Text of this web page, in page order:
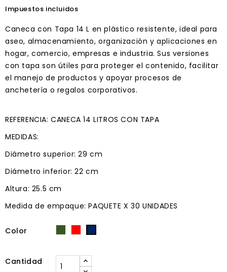
Impuestos incluidos
Caneca con Tapa 14 L en plástico resistente, ideal para
aseo, almacenamiento, organización y aplicaciones en
hogar, comercio, empresas e industria. Sus versiones
con tapa son útiles para proteger el contenido, facilitar
el manejo de productos y apoyar procesos de
anchetería o regalos corporativos.
REFERENCIA: CANECA 14 LITROS CON TAPA
MEDIDAS:
Diámetro superior: 29 cm
Diámetro inferior: 22 cm
Altura: 25.5 cm
Medida de empaque: PAQUETE X 30 UNIDADES
Color Azul
Cantidad